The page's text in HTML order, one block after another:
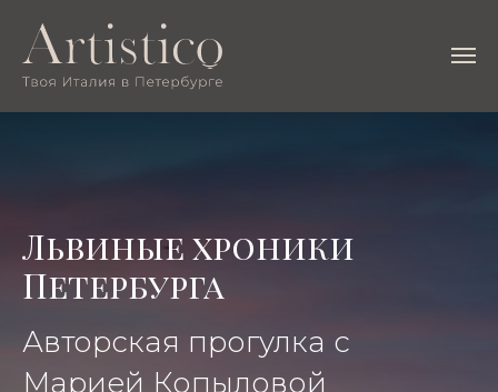
Львиные хроники
Петербурга
Авторская прогулка с
Марией Копыловой